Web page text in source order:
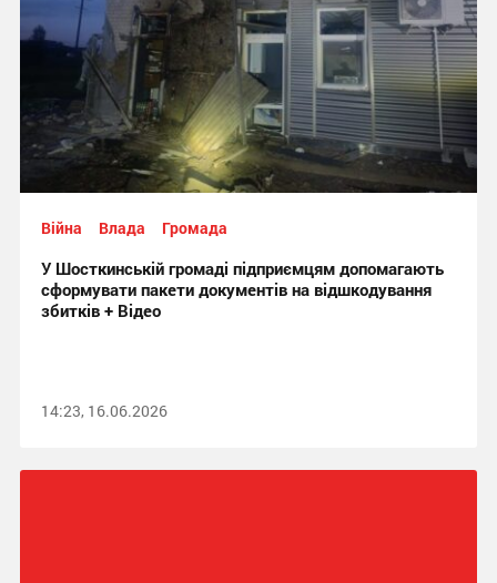
Війна Влада Громада
У Шосткинській громаді підприємцям допомагають
сформувати пакети документів на відшкодування
збитків + Відео
14:23, 16.06.2026